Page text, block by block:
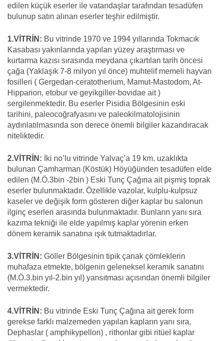
edilen küçük eserler ile vatandaşlar tarafından tesadüfen
bulunup satın alınan eserler teşhir edilmiştir.
1.VİTRİN: Bu vitrinde 1970 ve 1994 yıllarında Tokmacık
Kasabası yakınlarında yapılan yüzey araştırması ve
kurtarma kazısı sırasında meydana çıkartılan tarih öncesi
çağa (Yaklaşık 7-8 milyon yıl önce) muhtelif memeli hayvan
fosilleri ( Gergedan-ceratotherium, Mamut-Mastodom, At-
Hipparion, etobur ve geyikgiller-bovidae ait )
sergilenmektedir. Bu eserler Pisidia Bölgesinin eski
tarihini, paleocoğrafyasını ve paleokilmatolojisinin
aydınlatılmasında son derece önemli bilgiler kazandıracak
niteliktedir.
2.VİTRİN:
İki no’lu vitrinde Yalvaç’a 19 km. uzaklıkta
bulunan Çamharman (Köstük) Höyüğünden tesadüfen elde
edilen (M.Ö.3bin -2bin ) Eski Tunç Çağına ait pişmiş toprak
eserler bulunmaktadır. Özellikle vazolar, kulplu-kulpsuz
kaseler ve değişik form gösteren diğer kaplar bu salonun
ilginç eserleri arasında bulunmaktadır. Bunların yanı sıra
kazıma tekniği ile elde yapılmış kaplar yörenin erken
dönem keramik sanatına ışık tutmaktadırlar.
3.VİTRİN: Göller Bölgesinin tipik çanak çömleklerin
muhafaza etmekte, bölgenin geleneksel keramik sanatını
(M.Ö.3.bin yıl-2.bin yıl) yansıtması açısından önemli bilgiler
vermektedir.
4.VİTRİN: Bu vitrinde Eski Tunç Çağına ait gerek form
gerekse farklı malzemeden yapılan kapların yanı sıra,
Dephaslar ( amphikypellon) , rithonlar gibi ritüel kaplar